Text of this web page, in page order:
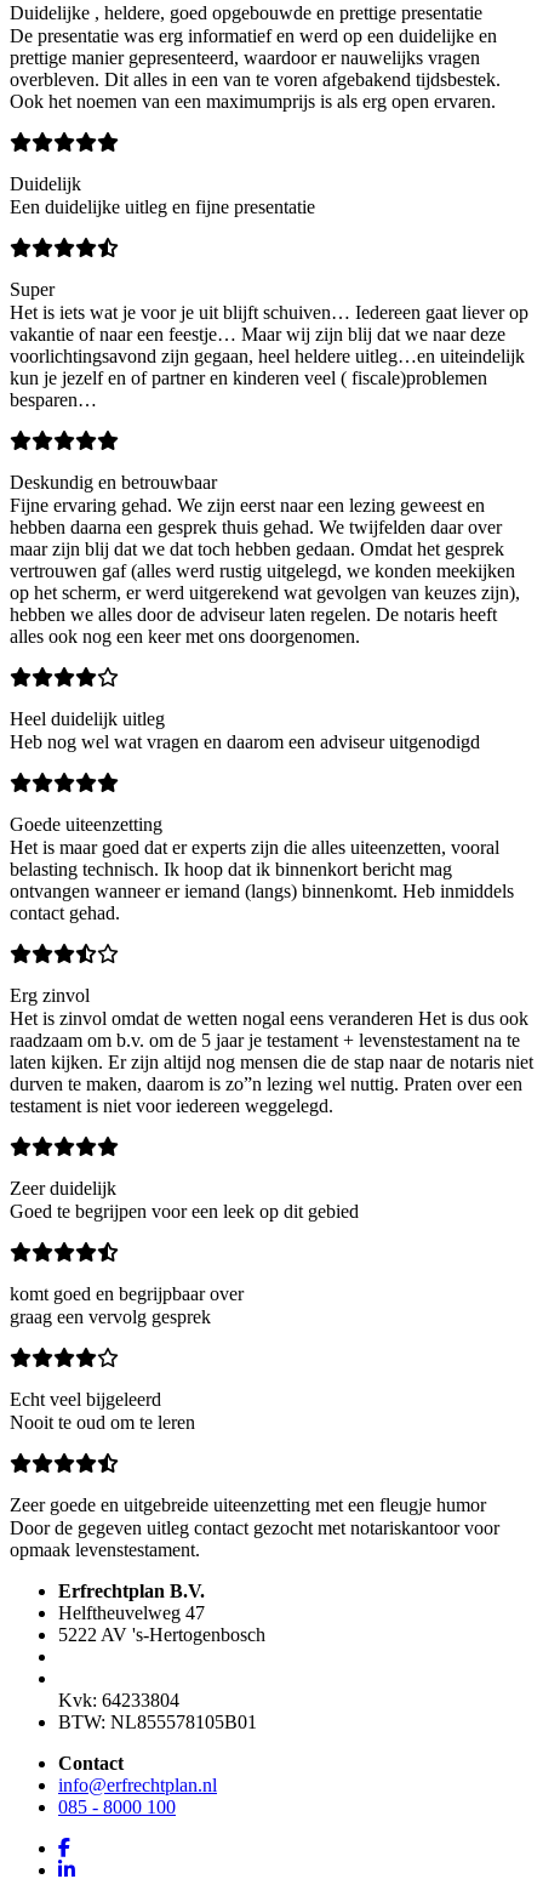
Duidelijke , heldere, goed opgebouwde en prettige presentatie
De presentatie was erg informatief en werd op een duidelijke en
prettige manier gepresenteerd, waardoor er nauwelijks vragen
overbleven. Dit alles in een van te voren afgebakend tijdsbestek.
Ook het noemen van een maximumprijs is als erg open ervaren.
Duidelijk
Een duidelijke uitleg en fijne presentatie
Super
Het is iets wat je voor je uit blijft schuiven… Iedereen gaat liever op
vakantie of naar een feestje… Maar wij zijn blij dat we naar deze
voorlichtingsavond zijn gegaan, heel heldere uitleg…en uiteindelijk
kun je jezelf en of partner en kinderen veel ( fiscale)problemen
besparen…
Deskundig en betrouwbaar
Fijne ervaring gehad. We zijn eerst naar een lezing geweest en
hebben daarna een gesprek thuis gehad. We twijfelden daar over
maar zijn blij dat we dat toch hebben gedaan. Omdat het gesprek
vertrouwen gaf (alles werd rustig uitgelegd, we konden meekijken
op het scherm, er werd uitgerekend wat gevolgen van keuzes zijn),
hebben we alles door de adviseur laten regelen. De notaris heeft
alles ook nog een keer met ons doorgenomen.
Heel duidelijk uitleg
Heb nog wel wat vragen en daarom een adviseur uitgenodigd
Goede uiteenzetting
Het is maar goed dat er experts zijn die alles uiteenzetten, vooral
belasting technisch. Ik hoop dat ik binnenkort bericht mag
ontvangen wanneer er iemand (langs) binnenkomt. Heb inmiddels
contact gehad.
Erg zinvol
Het is zinvol omdat de wetten nogal eens veranderen Het is dus ook
raadzaam om b.v. om de 5 jaar je testament + levenstestament na te
laten kijken. Er zijn altijd nog mensen die de stap naar de notaris niet
durven te maken, daarom is zo”n lezing wel nuttig. Praten over een
testament is niet voor iedereen weggelegd.
Zeer duidelijk
Goed te begrijpen voor een leek op dit gebied
komt goed en begrijpbaar over
graag een vervolg gesprek
Echt veel bijgeleerd
Nooit te oud om te leren
Zeer goede en uitgebreide uiteenzetting met een fleugje humor
Door de gegeven uitleg contact gezocht met notariskantoor voor
opmaak levenstestament.
Erfrechtplan B.V.
Helftheuvelweg 47
5222 AV 's-Hertogenbosch
Kvk: 64233804
BTW: NL855578105B01
Contact
info@erfrechtplan.nl
085 - 8000 100